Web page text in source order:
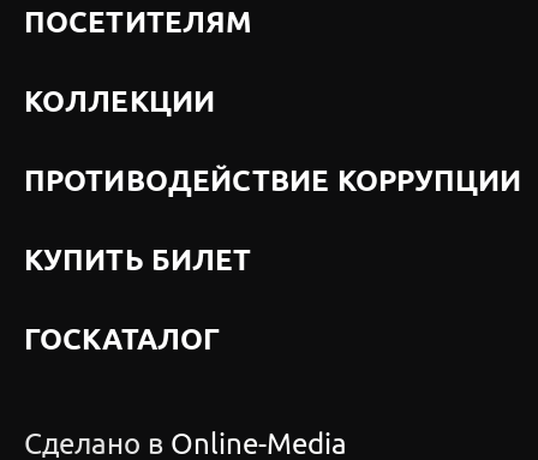
ПОСЕТИТЕЛЯМ
КОЛЛЕКЦИИ
ПРОТИВОДЕЙСТВИЕ КОРРУПЦИИ
КУПИТЬ БИЛЕТ
ГОСКАТАЛОГ
Сделано в Online-Media